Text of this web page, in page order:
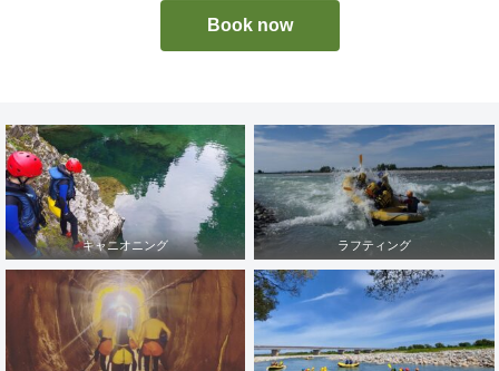
Book now
キャニオニング ラフティング